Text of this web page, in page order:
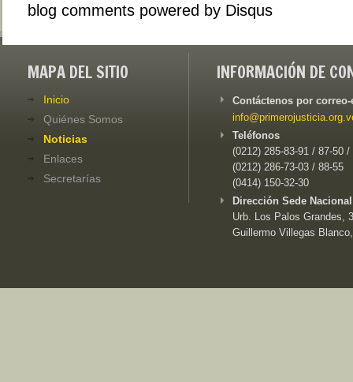
blog comments powered by Disqus
MAPA DEL SITIO
Inicio
Quiénes Somos
Noticias
Enlaces
Secretarías
INFORMACIÓN DE
Contáctenos por
Teléfonos
(0212) 285-83-91 / 87-50 /
(0212) 286-73-03 / 88-55
(0414) 150-32-30
Dirección Sede
Urb. Los Palos Grandes,
Guillermo Villegas